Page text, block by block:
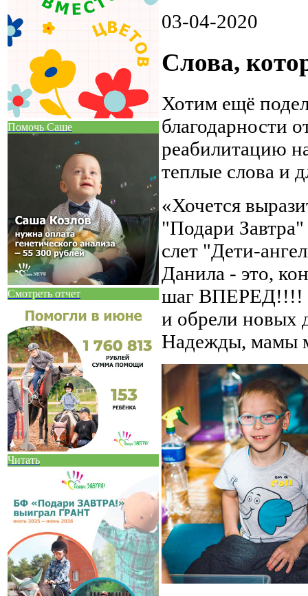
Помочь Саше
Смотреть отчет
Читать
03-04-2020
Слова,
Хотим ещё
благодарности
реабилитацию
теплые слова и
«Хочется
"Подари Завтра"
слет "Дети-
Данила - это,
шаг ВПЕРЕД!!!!
и обрели новых
Надежды, мамы